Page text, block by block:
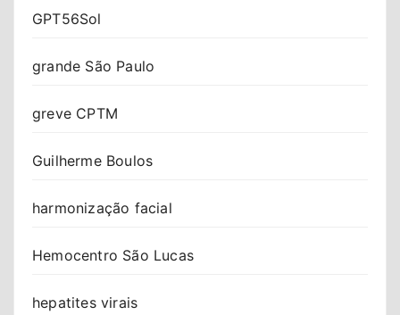
GPT56Sol
grande São Paulo
greve CPTM
Guilherme Boulos
harmonização facial
Hemocentro São Lucas
hepatites virais